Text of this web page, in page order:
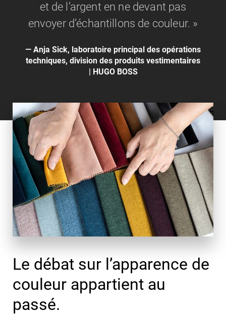
et de l’argent en ne devant pas
envoyer d’échantillons de couleur. »
Anja Sick, laboratoire principal des opérations
techniques, division des produits vestimentaires
| HUGO BOSS
Le débat sur l’apparence de
couleur appartient au
passé.